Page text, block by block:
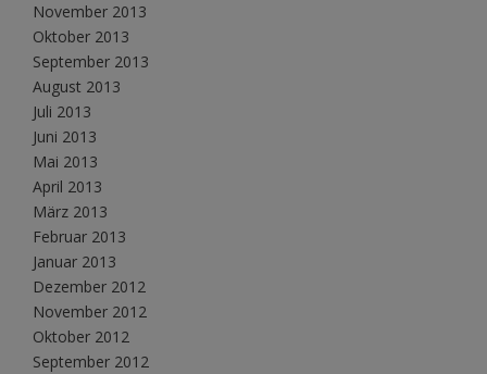
November 2013
Oktober 2013
September 2013
August 2013
Juli 2013
Juni 2013
Mai 2013
April 2013
März 2013
Februar 2013
Januar 2013
Dezember 2012
November 2012
Oktober 2012
September 2012